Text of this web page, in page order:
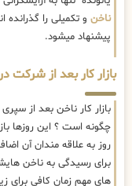
ناخن
پیشنهاد میشود.
بازار کار بعد از شرکت
بازار کار ناخن بعد از
چگونه است ؟ این روزها
روز به علاقه مندان آن
برای رسیدگی به ناخن
های مهم زمان کافی برای